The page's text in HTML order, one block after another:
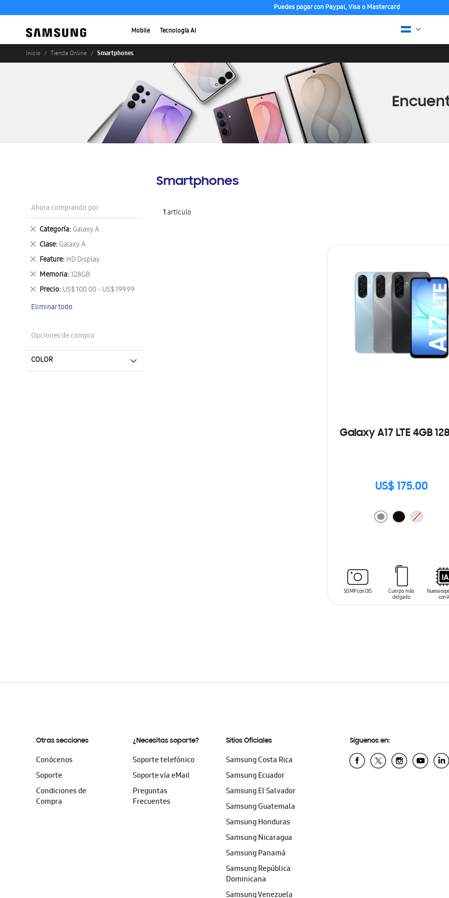
Puedes pagar con Paypal, Visa o Mastercard
Mobile Tecnología AI
Inicio Tienda Online Smartphones
Smartphones
1artículo
Galaxy A17 LTE 4GB
US$ 175.00
Ahora comprando por
Categoría Galaxy A
Eliminar
este
artículo
Clase Galaxy A
Eliminar
este
artículo
Feature HD Display
Eliminar
este
artículo
Memoria 128GB
Eliminar
este
artículo
Precio US$ 100.00 - US$ 199.99
Eliminar
artículo
Eliminar todo
Opciones de compra
COLOR
Otras secciones
Conócenos
Soporte
Condiciones de
Compra
¿Necesitas soporte?
Soporte telefónico
Soporte vía eMail
Preguntas
Frecuentes
Sitios Oficiales
Samsung Costa Rica
Samsung Ecuador
Samsung El Salvador
Samsung Guatemala
Samsung Honduras
Samsung Nicaragua
Samsung Panamá
Samsung República
Dominicana
Samsung Venezuela
Síguenos en: